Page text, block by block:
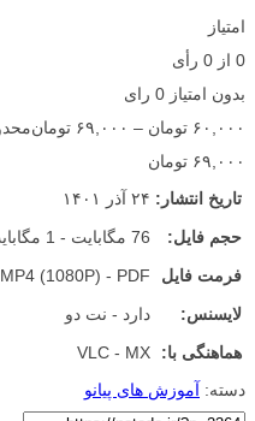
امتیاز
0 از 0 رأی
بدون امتیاز 0 رای
۶۰,۰۰۰ تومان – ۶۹,۰۰۰ تومان
۶۹,۰۰۰ تومان
تاریخ انتشار: ۲۴ آذر ۱۴۰۱
حجم فایل:
76 مگابایت - 1 مگابایت
فرمت فایل
MP4 (1080P) - PDF
لایسنس:
دارد - نت دو
هماهنگی با:
VLC - MX
دسته: آموزش های پیانو